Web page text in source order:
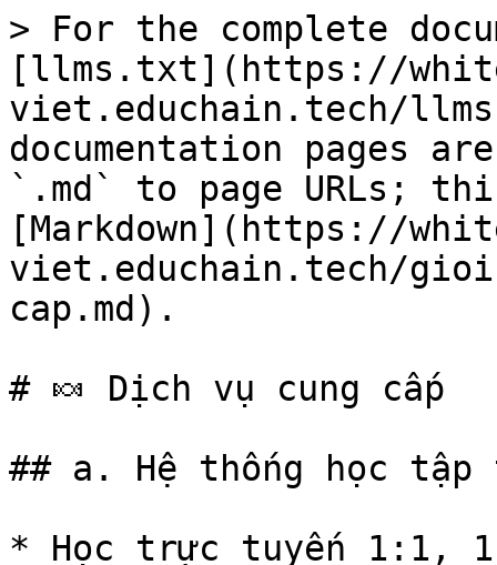
> For the complete
[llms.txt](https://
viet.educhain.tech/
documentation pages
`.md` to page URLs;
[Markdown](https://
viet.educhain.tech/
cap.md).
# 🍬 Dịch vụ cung cấp
## a. Hệ thống học tập
* Học trực tuyến 1:1, 1: